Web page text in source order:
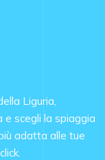
GoToMare
debito,
IBAN, Apple
Liguria,
e scegli la spiaggia
adatta alle tue